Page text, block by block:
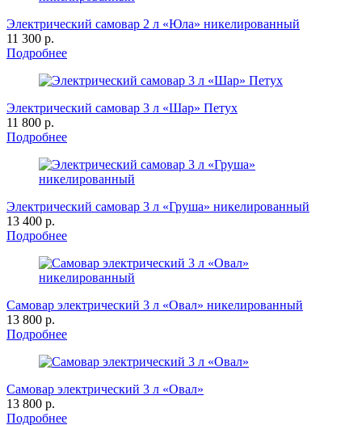
Электрический самовар 2 л «Юла» никелированный
11 300 р.
Подробнее
Электрический самовар 3 л «Шар» Петух
11 800 р.
Подробнее
Электрический самовар 3 л «Груша» никелированный
13 400 р.
Подробнее
Самовар электрический 3 л «Овал» никелированный
13 800 р.
Подробнее
Самовар электрический 3 л «Овал»
13 800 р.
Подробнее